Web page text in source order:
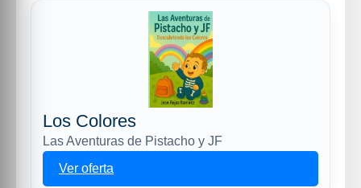
Los Colores
Las Aventuras de Pistacho y JF
Ver oferta